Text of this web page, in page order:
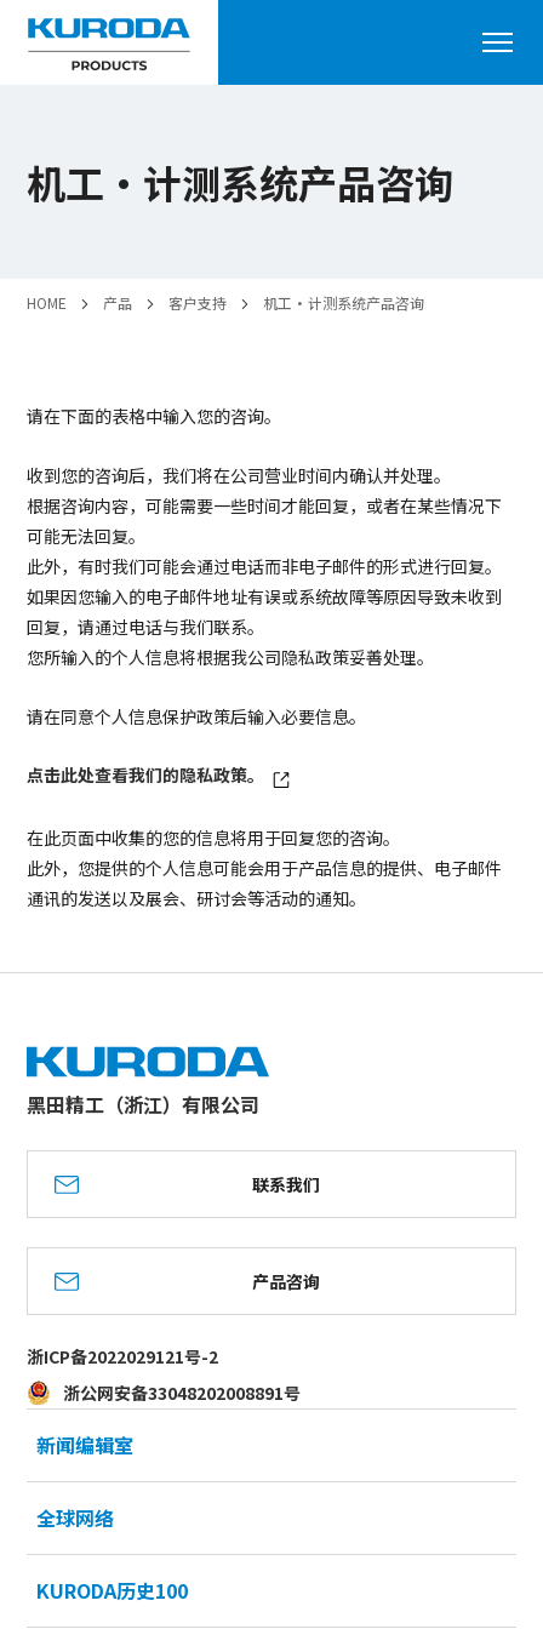
机工・计测系统产品咨询
HOME 产品 客户支持 机工・计测系统产品咨询
请在下面的表格中输入您的咨询。
收到您的咨询后，我们将在公司营业时间内确认并处理。
根据咨询内容，可能需要一些时间才能回复，或者在某些情况下
可能无法回复。
此外，有时我们可能会通过电话而非电子邮件的形式进行回复。
如果因您输入的电子邮件地址有误或系统故障等原因导致未收到
回复，请通过电话与我们联系。
您所输入的个人信息将根据我公司隐私政策妥善处理。
请在同意个人信息保护政策后输入必要信息。
点击此处查看我们的隐私政策。
在此页面中收集的您的信息将用于回复您的咨询。
此外，您提供的个人信息可能会用于产品信息的提供、电子邮件
通讯的发送以及展会、研讨会等活动的通知。
黑田精工（浙江）有限公司
联系我们
产品咨询
浙ICP备2022029121号-2
浙公网安备33048202008891号
新闻编辑室
全球网络
KURODA历史100